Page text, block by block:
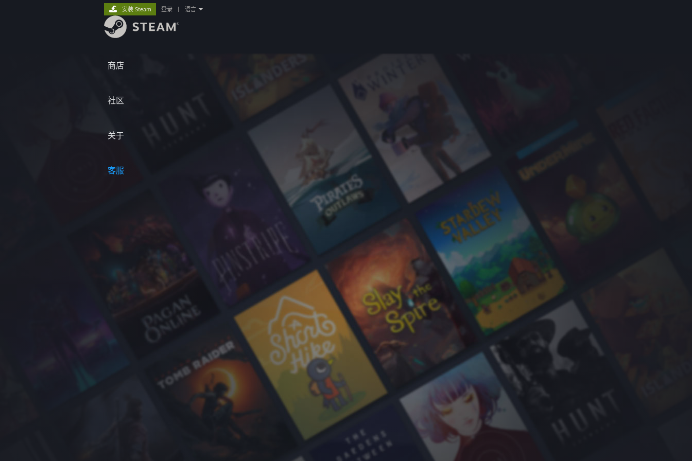
商店
社区
关于
客服
安装 Steam 登录 语言